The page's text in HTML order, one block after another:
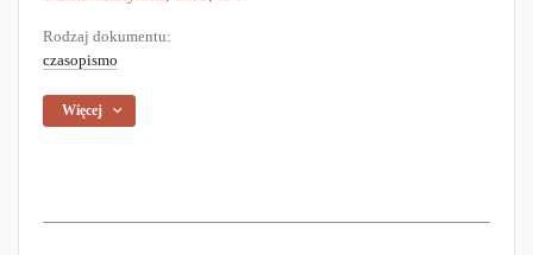
Rodzaj dokumentu:
czasopismo
Więcej